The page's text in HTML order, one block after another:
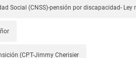
Social (CNSS)-pensión por discapacidad- Ley
(CPT-Jimmy Cherisier